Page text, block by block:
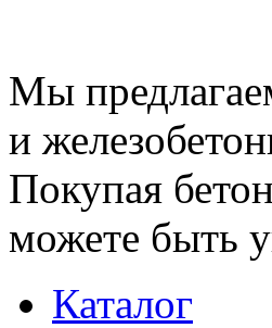
Мы
и
Покупая
можете быть
Каталог